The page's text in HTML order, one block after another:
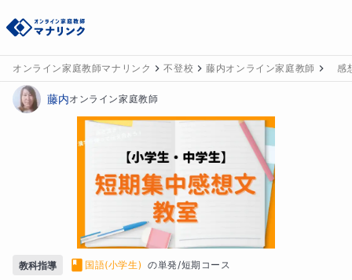
オンライン家庭教師マナリンク 不登校 藤内オンライン家庭教師 感
藤内オンライン家庭教師
教科指導 国語(小学生) の単発/短期コース